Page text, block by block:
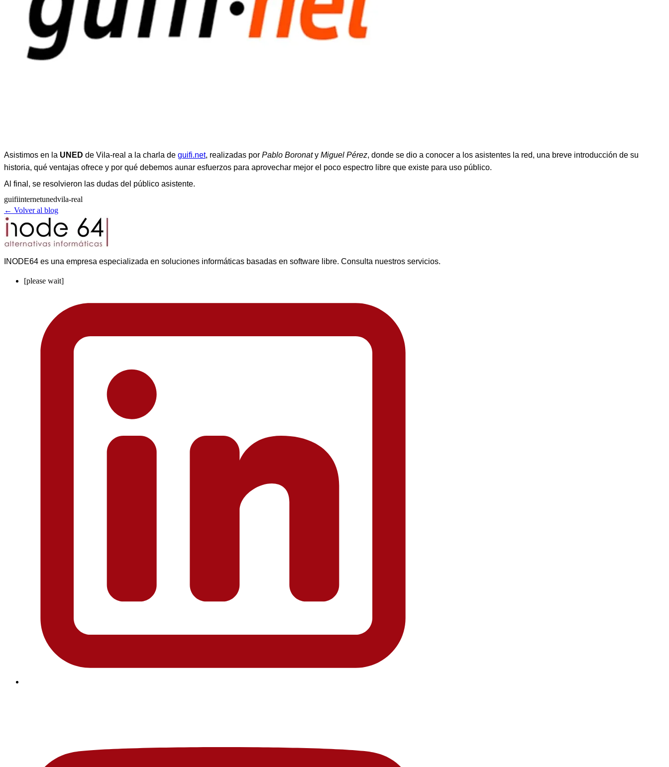
Asistimos en la UNED de Vila-real a la charla de guifi.net, realizadas por Pablo Boronaty Miguel Pérez, donde se dio a conocer a los asistentes la red, una breve introducción de su
historia, qué ventajas ofrece y por qué debemos aunar esfuerzos para aprovechar mejor el poco espectro libre que existe para uso público.
Al final, se resolvieron las dudas del público asistente.
guifiinternetunedvila-real
← Volver al blog
INODE64 es una empresa especializada en soluciones informáticas basadas en software libre. Consulta nuestros servicios.
[please wait]